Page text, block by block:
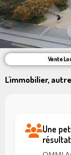
Vente
L'immobilier,
Une